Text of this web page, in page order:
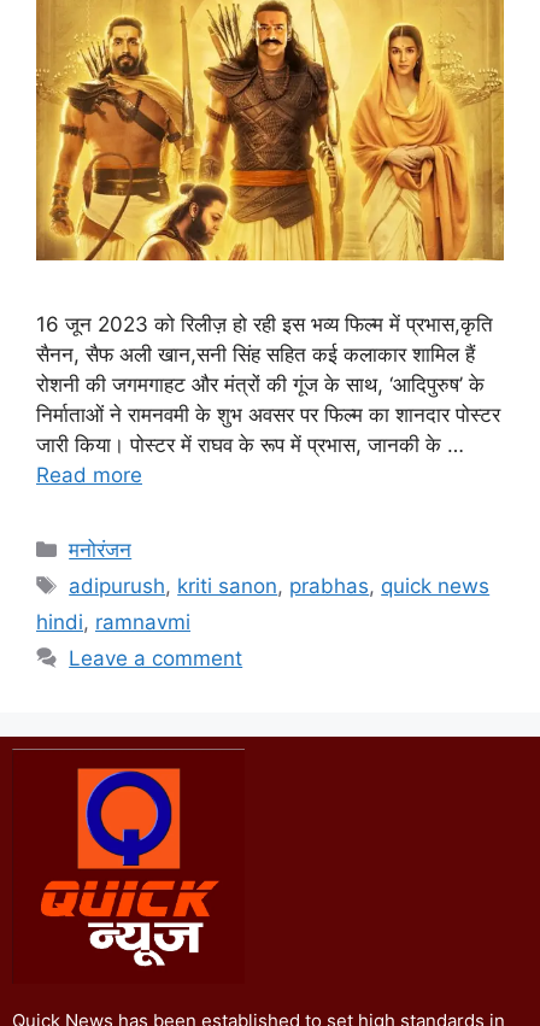
16 जून 2023 को रिलीज़ हो रही इस भव्य फिल्म में प्रभास,कृति
सैनन, सैफ अली खान,सनी सिंह सहित कई कलाकार शामिल हैं
रोशनी की जगमगाहट और मंत्रों की गूंज के साथ, ‘आदिपुरुष’ के
निर्माताओं ने रामनवमी के शुभ अवसर पर फिल्म का शानदार पोस्टर
जारी किया। पोस्टर में राघव के रूप में प्रभास, जानकी के …
Read more
मनोरंजन
adipurush, kriti sanon, prabhas, quick news
hindi, ramnavmi
Leave a comment
Quick News has been established to set high standards in